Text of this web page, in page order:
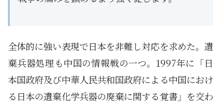
全体的に強い表現で日本を非難し対応を求めた。遺
棄兵器処理も中国の情報戦の一つ。1997年に「日
本国政府及び中華人民共和国政府による中国におけ
る日本の遺棄化学兵器の廃棄に関する覚書」を交わ